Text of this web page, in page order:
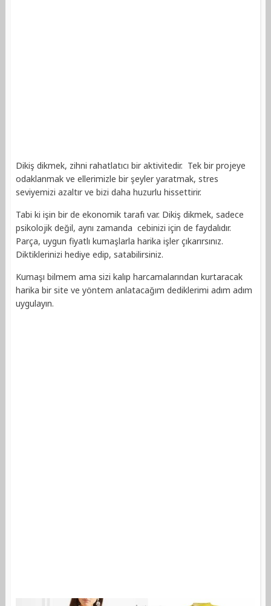
Dikiş dikmek, zihni rahatlatıcı bir aktivitedir. Tek bir projeye
odaklanmak ve ellerimizle bir şeyler yaratmak, stres
seviyemizi azaltır ve bizi daha huzurlu hissettirir.
Tabi ki işin bir de ekonomik tarafı var. Dikiş dikmek, sadece
psikolojik değil, aynı zamanda cebinizi için de faydalıdır.
Parça, uygun fiyatlı kumaşlarla harika işler çıkarırsınız.
Diktiklerinizi hediye edip, satabilirsiniz.
Kumaşı bilmem ama sizi kalıp harcamalarından kurtaracak
harika bir site ve yöntem anlatacağım dediklerimi adım adım
uygulayın.